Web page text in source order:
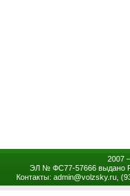
2007
ЭЛ № ФС77-57666 выдано
Контакты: admin@volzsky.ru,